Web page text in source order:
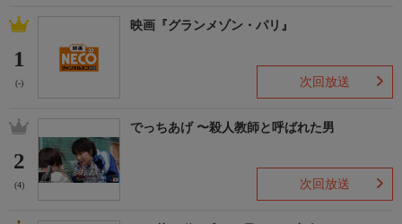
1
(-)
映画『グランメゾン・パリ』
次回放送
2
(4)
でっちあげ 〜殺人教師と呼ばれた男
次回放送